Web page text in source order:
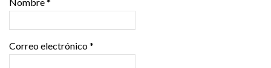
Correo electrónico*